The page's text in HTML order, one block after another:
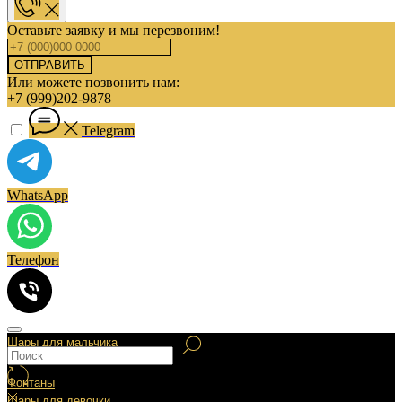
Шары для мальчика
Фонтаны
Оставьте заявку и мы перезвоним!
ОТПРАВИТЬ
Или можете позвонить нам:
+7 (999)202-9878
Telegram
WhatsApp
Телефон